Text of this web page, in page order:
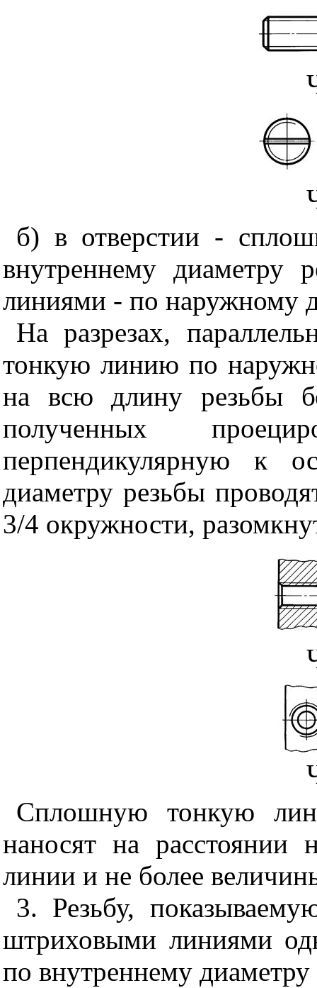
б) в отверстии -
внутреннему
линиями - по наружному
На разрезах,
тонкую линию по
на всю длину резьбы
полученных
перпендикулярную к
диаметру резьбы
3/4 окружности,
Сплошную тонкую
наносят на
линии и не более
3. Резьбу,
штриховыми линиями
по внутреннему